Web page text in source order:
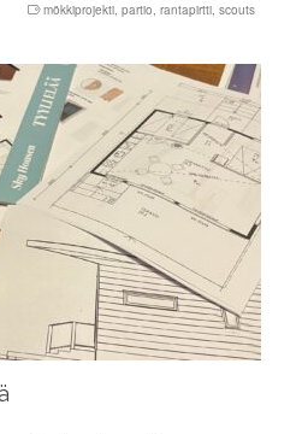
mökkiprojekti, partio, rantapirtti, scouts